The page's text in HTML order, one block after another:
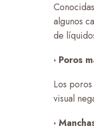
algunos
de
· Poros
Los
visual
·